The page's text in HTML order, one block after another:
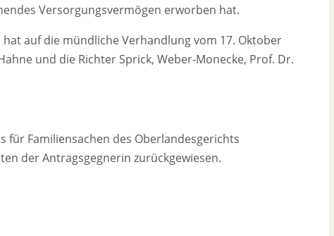
Versorgungsvermögen erworben hat.
auf die mündliche Verhandlung vom 17. Oktober
und die Richter Sprick, Weber-Monecke, Prof. Dr.
für Familiensachen des Oberlandesgerichts
der Antragsgegnerin zurückgewiesen.